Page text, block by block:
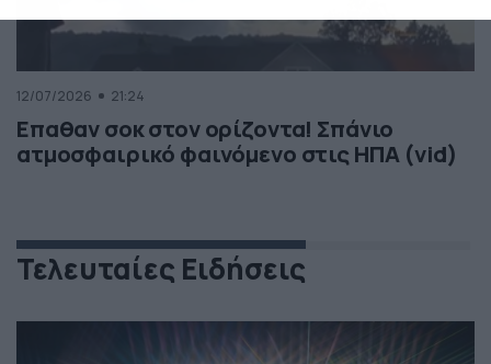
12/07/2026 21:24
Επαθαν σοκ στον ορίζοντα! Σπάνιο
ατμοσφαιρικό φαινόμενο στις ΗΠΑ (vid)
Τελευταίες Ειδήσεις